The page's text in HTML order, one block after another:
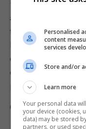
forte com o Pacote
atemporal sedan
tons e a garagem
Beach, peças de
elegantes para
de arma icônica
passado.
O Pacote Vintage
Personalised
content
services
Store and/or
Learn more
Your personal data
your device (cookies,
data) may be stored
partners, or used